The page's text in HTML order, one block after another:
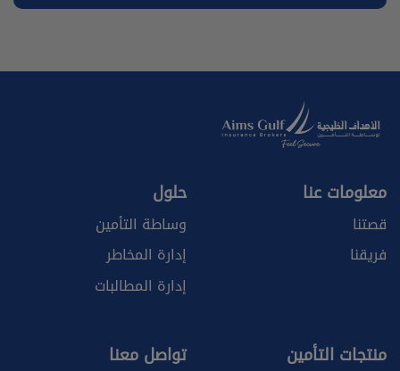
معلومات عنا
قصتنا
فريقنا
حلول
وساطة التأمين
إدارة المخاطر
إدارة المطالبات
منتجات التأمين تواصل معنا